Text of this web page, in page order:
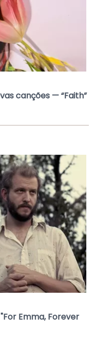
canções — “Faith”
Emma, Forever